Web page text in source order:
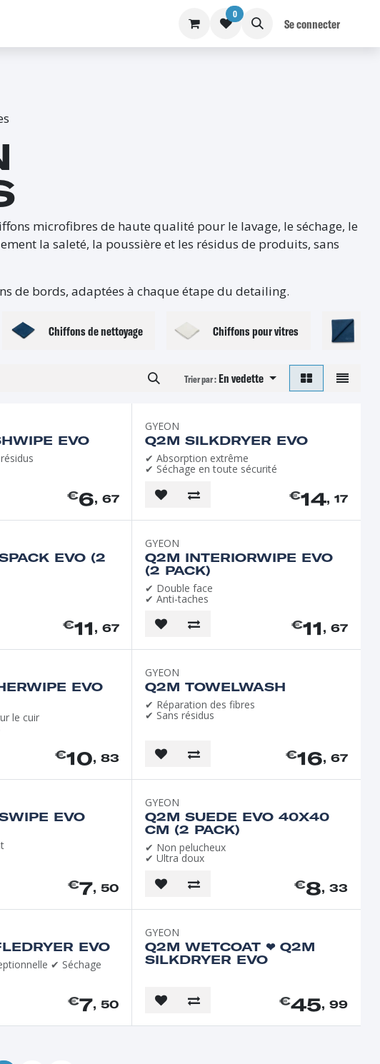
0
Se connecter
microfibres de haute qualité pour le lavage, le séchage, le
la saleté, la poussière et les résidus de produits, sans
de bords, adaptées à chaque étape du detailing.
Chiffons de nettoyage Chiffons pour vitres
Trier par :En vedette
EVO
€6, 67
GYEON
Q2M SILKDRYER EVO
✔ Absorption extrême
✔ Séchage en toute sécurité
€14, 17
EVO (2
€11 , 67
GYEON
Q2M INTERIORWIPE EVO
(2 PACK)
✔ Double face
✔ Anti-taches
€11 , 67
EVO
le cuir
€10, 83
GYEON
Q2M TOWELWASH
✔ Réparation des fibres
✔ Sans résidus
€16, 67
EVO
€7, 50
GYEON
Q2M SUEDE EVO 40X40
CM (2 PACK)
✔ Non pelucheux
✔ Ultra doux
€8, 33
EVO
✔ Séchage
€7, 50
GYEON
Q2M WETCOAT ❤︎⁠ Q2M
SILKDRYER EVO
€45, 99